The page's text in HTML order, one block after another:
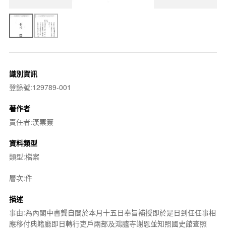
識別資訊
登錄號:129789-001
著作者
責任者:漢票簽
資料類型
類型:檔案
層次:件
描述
事由:為內閣中書龔自闓於本月十五日奉旨補授即於是日到任任事相
應移付典籍廳即日轉行吏戶兩部及鴻臚寺謝恩並知照國史館查照